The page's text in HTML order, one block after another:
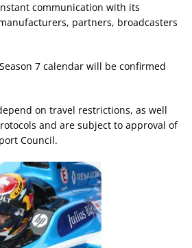
communication with its
partners, broadcasters
7 calendar will be confirmed
on travel restrictions, as well
and are subject to approval of
Council.